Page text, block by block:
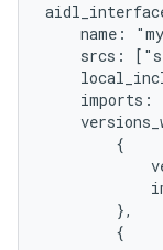
name:
srcs:
imports:
        {
        },
        {